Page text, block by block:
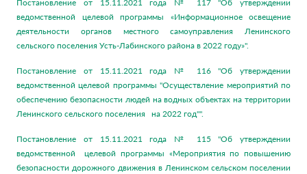
Постановление от 15.11.2021 года № 117 "Об утверждении
ведомственной целевой программы «Информационное освещение
деятельности органов местного самоуправления Ленинского
сельского поселения Усть-Лабинского района в 2022 году»".
Постановление от 15.11.2021 года № 116 "Об утверждении
ведомственной целевой программы "Осуществление мероприятий по
обеспечению безопасности людей на водных объектах на территории
Ленинского сельского поселения на 2022 год"".
Постановление от 15.11.2021 года № 115 "Об утверждении
ведомственной целевой программы «Мероприятия по повышению
безопасности дорожного движения в Ленинском сельском поселении